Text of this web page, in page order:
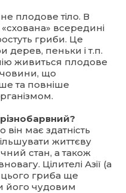
плодове тіло. В
всередині
гриби. Це
дерев, пеньки і т.п.
живиться плодове
що
та повніше
має здатність
життєву
стан, а також
Цілителі Азії (а
гриба ще
його чудовим